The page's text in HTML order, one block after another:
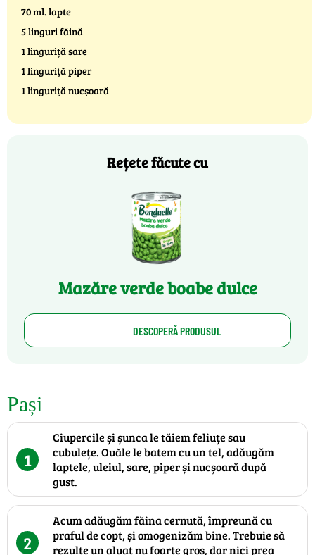
70 ml. lapte
5 linguri făină
1 linguriță sare
1 linguriță piper
1 linguriță nucșoară
Rețete făcute cu
Mazăre verde boabe dulce
DESCOPERĂ PRODUSUL
Pași
1
Ciupercile și șunca le tăiem feliuțe sau
cubulețe. Ouăle le batem cu un tel, adăugăm
laptele, uleiul, sare, piper și nucșoară după
gust.
2
Acum adăugăm făina cernută, împreună cu
praful de copt, și omogenizăm bine. Trebuie să
rezulte un aluat nu foarte gros, dar nici prea